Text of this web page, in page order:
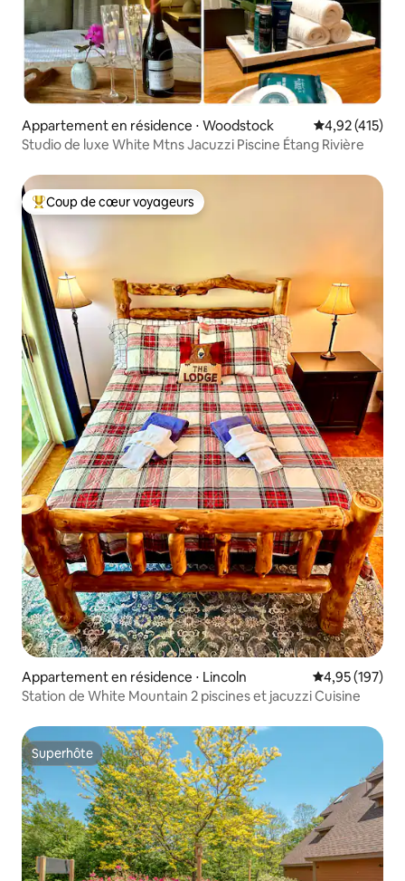
Appartement en résidence ⋅ Woodstock Évaluation
4,92 (415)
Studio de luxe White Mtns Jacuzzi Piscine Étang Rivière
Coups de cœur voyageurs les plus appréciés
Coup de cœur voyageurs
Appartement en résidence ⋅ Lincoln Évaluation
4,95 (197)
Station de White Mountain 2 piscines et jacuzzi Cuisine
Superhôte
Superhôte